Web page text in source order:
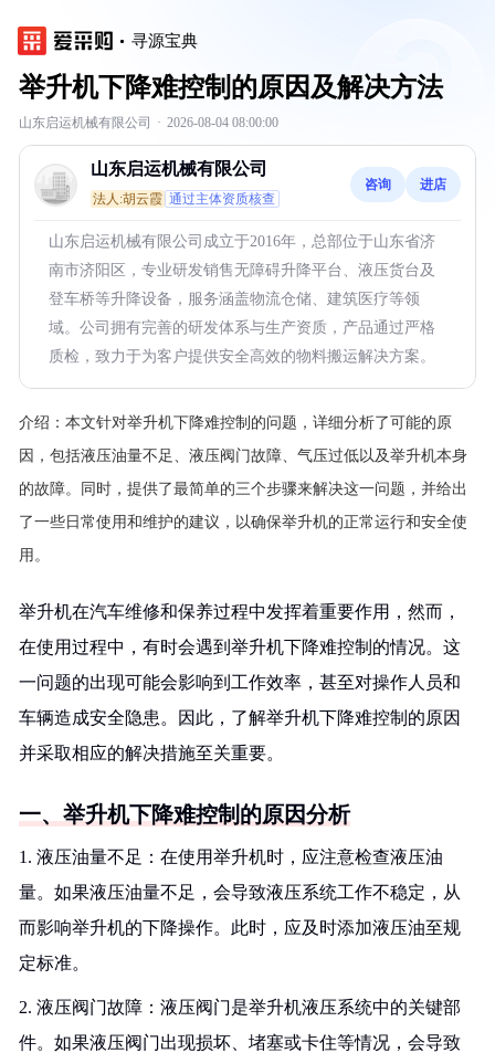
寻源宝典
举升机下降难控制的原因及解决方法
山东启运机械有限公司 · 2026-08-04 08:00:00
山东启运机械有限公司
法人:胡云霞 通过主体资质核查
咨询 进店
山东启运机械有限公司成立于2016年，总部位于山东省济
南市济阳区，专业研发销售无障碍升降平台、液压货台及
登车桥等升降设备，服务涵盖物流仓储、建筑医疗等领
域。公司拥有完善的研发体系与生产资质，产品通过严格
质检，致力于为客户提供安全高效的物料搬运解决方案。
介绍： 本文针对举升机下降难控制的问题，详细分析了可能的原
因，包括液压油量不足、液压阀门故障、气压过低以及举升机本身
的故障。同时，提供了最简单的三个步骤来解决这一问题，并给出
了一些日常使用和维护的建议，以确保举升机的正常运行和安全使
用。
举升机在汽车维修和保养过程中发挥着重要作用，然而，
在使用过程中，有时会遇到举升机下降难控制的情况。这
一问题的出现可能会影响到工作效率，甚至对操作人员和
车辆造成安全隐患。因此，了解举升机下降难控制的原因
并采取相应的解决措施至关重要。
一、举升机下降难控制的原因分析
1. 液压油量不足：在使用举升机时，应注意检查液压油
量。如果液压油量不足，会导致液压系统工作不稳定，从
而影响举升机的下降操作。此时，应及时添加液压油至规
定标准。
2. 液压阀门故障：液压阀门是举升机液压系统中的关键部
件。如果液压阀门出现损坏、堵塞或卡住等情况，会导致